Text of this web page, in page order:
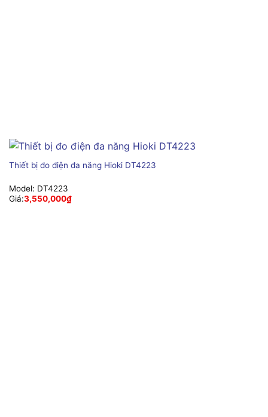
Thiết bị đo điện đa năng Hioki DT4223
Model: DT4223
Giá:3,550,000₫